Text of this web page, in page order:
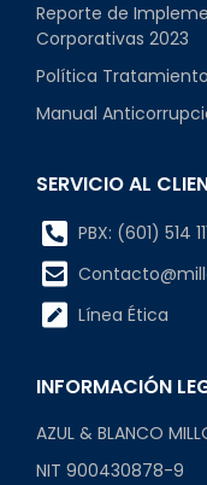
Reporte de
Corporativas 2023
Política
Manual
SERVICIO AL
PBX: (601) 514
Línea Ética
INFORMACIÓN
AZUL & BLANCO
NIT 900430878-9